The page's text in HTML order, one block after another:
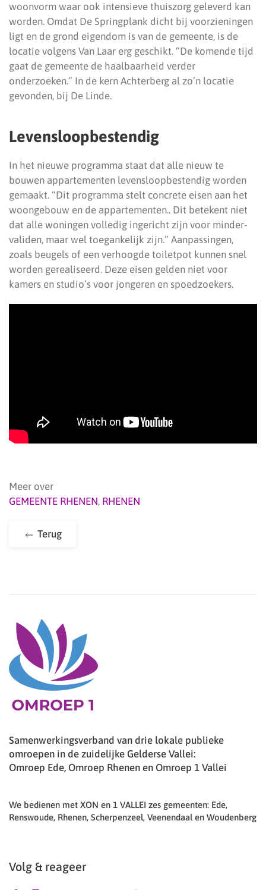
woonvorm waar ook intensieve thuiszorg geleverd kan
worden. Omdat De Springplank dicht bij voorzieningen
ligt en de grond eigendom is van de gemeente, is de
locatie volgens Van Laar erg geschikt. “De komende tijd
gaat de gemeente de haalbaarheid verder
onderzoeken.” In de kern Achterberg al zo’n locatie
gevonden, bij De Linde.
Levensloopbestendig
In het nieuwe programma staat dat alle nieuw te
bouwen appartementen levensloopbestendig worden
gemaakt. “Dit programma stelt concrete eisen aan het
woongebouw en de appartementen.. Dit betekent niet
dat alle woningen volledig ingericht zijn voor minder-
validen, maar wel toegankelijk zijn.” Aanpassingen,
zoals beugels of een verhoogde toiletpot kunnen snel
worden gerealiseerd. Deze eisen gelden niet voor
kamers en studio’s voor jongeren en spoedzoekers.
Meer over
GEMEENTE RHENEN, RHENEN
Terug
Samenwerkingsverband van drie lokale publieke
omroepen in de zuidelijke Gelderse Vallei:
Omroep Ede, Omroep Rhenen en Omroep 1 Vallei
We bedienen met XON en 1 VALLEI zes gemeenten: Ede,
Renswoude, Rhenen, Scherpenzeel, Veenendaal en Woudenberg
Volg & reageer